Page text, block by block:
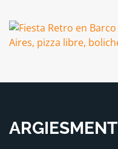
ARGIESMENT